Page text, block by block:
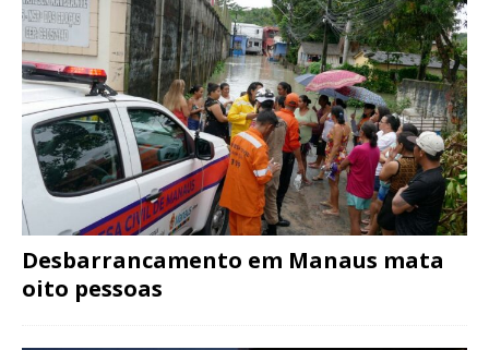
Desbarrancamento em Manaus mata
oito pessoas